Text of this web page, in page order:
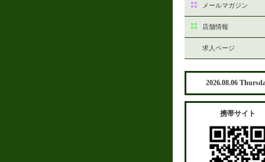
メールマガジン
店舗情報
求人ページ
2026.08.06
携帯サイト